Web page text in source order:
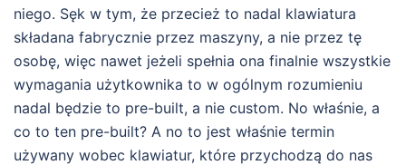
niego. Sęk w tym, że przecież to nadal klawiatura
składana fabrycznie przez maszyny, a nie przez tę
osobę, więc nawet jeżeli spełnia ona finalnie wszystkie
wymagania użytkownika to w ogólnym rozumieniu
nadal będzie to pre-built, a nie custom. No właśnie, a
co to ten pre-built? A no to jest właśnie termin
używany wobec klawiatur, które przychodzą do nas